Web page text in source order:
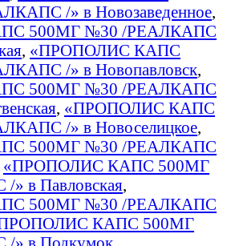
/» в Новозаведенное,
500МГ №30 /РЕАЛКАПС
, «ПРОПОЛИС КАПС
/» в Новопавловск,
500МГ №30 /РЕАЛКАПС
, «ПРОПОЛИС КАПС
/» в Новоселицкое,
500МГ №30 /РЕАЛКАПС
«ПРОПОЛИС КАПС 500МГ
в Павловская,
500МГ №30 /РЕАЛКАПС
КАПС 500МГ
в Подкумок,